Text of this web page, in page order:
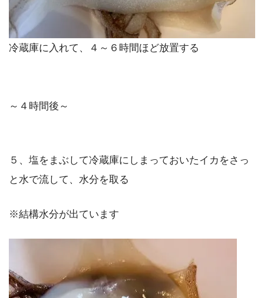
冷蔵庫に入れて、４～６時間ほど放置する
～４時間後～
５、塩をまぶして冷蔵庫にしまっておいたイカをさっ
と水で流して、水分を取る
※結構水分が出ています